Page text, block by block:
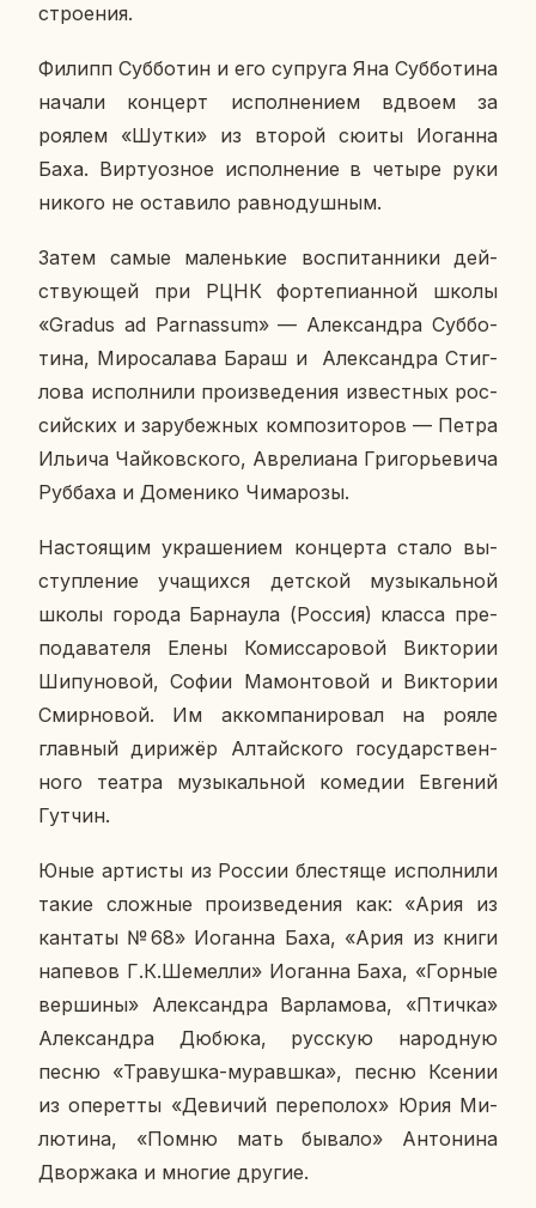
стро­е­ния.
Филипп Суб­бо­тин и его су­пру­га Яна Суб­бо­ти­на
начали кон­церт ис­пол­не­ни­ем вдвоем за
роялем «Шутки» из второй сюиты Иоган­на
Баха. Вир­ту­оз­ное ис­пол­не­ние в четыре руки
никого не оста­ви­ло рав­но­душ­ным.
Затем самые ма­лень­кие вос­пи­тан­ни­ки дей­
ству­ю­щей при РЦНК фор­те­пи­ан­ной школы
«Gradus ad Parnassum» — Алек­сандра Суб­бо­
ти­на, Ми­ро­са­ла­ва Бараш и Алек­сандра Стиг­
ло­ва ис­пол­ни­ли про­из­ве­де­ния из­вест­ных рос­
сий­ских и за­ру­беж­ных ком­по­зи­то­ров — Петра
Ильича Чай­ков­ско­го, Авре­ли­а­на Гри­го­рье­ви­ча
Руб­ба­ха и До­ме­ни­ко Чи­ма­ро­зы.
На­сто­я­щим укра­ше­ни­ем кон­цер­та стало вы­
ступ­ле­ние уча­щих­ся дет­ской му­зы­каль­ной
школы города Бар­на­у­ла (Россия) класса пре­
по­да­ва­те­ля Елены Ко­мис­са­ро­вой Вик­то­рии
Ши­пу­но­вой, Софии Ма­мон­то­вой и Вик­то­рии
Смир­но­вой. Им ак­ком­па­ни­ро­вал на рояле
глав­ный ди­ри­жёр Ал­тай­ско­го го­су­дар­ствен­
но­го театра му­зы­каль­ной ко­ме­дии Ев­ге­ний
Гутчин.
Юные ар­ти­сты из России бле­стя­ще ис­пол­ни­ли
такие слож­ные про­из­ве­де­ния как: «Ария из
кан­та­ты №68» Иоган­на Баха, «Ария из книги
на­пе­вов Г.К.Ше­мел­ли» Иоган­на Баха, «Горные
вер­ши­ны» Алек­сандра Вар­ла­мо­ва, «Птичка»
Алек­сандра Дюбюка, рус­скую на­род­ную
песню «Тра­вуш­ка-му­равш­ка», песню Ксении
из опе­рет­ты «Де­ви­чий пе­ре­по­лох» Юрия Ми­
лю­ти­на, «Помню мать бывало» Ан­то­ни­на
Двор­жа­ка и многие другие.